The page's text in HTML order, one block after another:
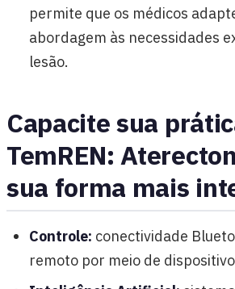
permite que os médicos
abordagem às necessidades
lesão.
Capacite sua
TemREN:
sua forma mais
Controle: conectividade
remoto por meio de